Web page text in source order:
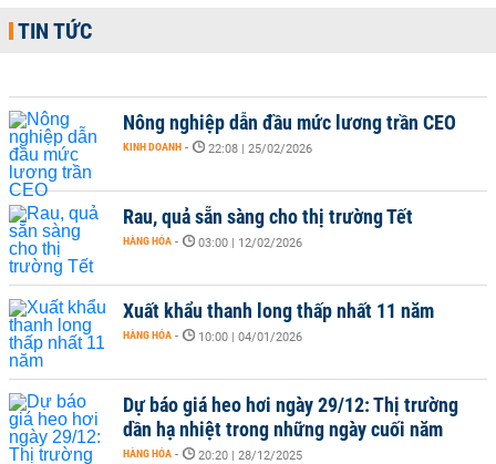
TIN TỨC
Nông nghiệp dẫn đầu mức lương trần CEO
KINH DOANH - 22:08 | 25/02/2026
Rau, quả sẵn sàng cho thị trường Tết
HÀNG HÓA - 03:00 | 12/02/2026
Xuất khẩu thanh long thấp nhất 11 năm
HÀNG HÓA - 10:00 | 04/01/2026
Dự báo giá heo hơi ngày 29/12: Thị trường
dần hạ nhiệt trong những ngày cuối năm
HÀNG HÓA - 20:20 | 28/12/2025